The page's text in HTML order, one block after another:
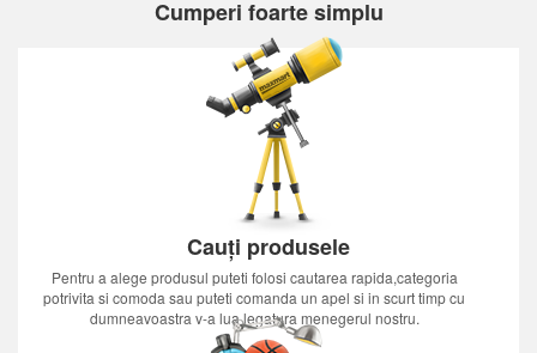
Cumperi foarte simplu
Cauți produsele
Pentru a alege produsul puteti folosi cautarea rapida,categoria
potrivita si comoda sau puteti comanda un apel si in scurt timp cu
dumneavoastra v-a lua legatura menegerul nostru.